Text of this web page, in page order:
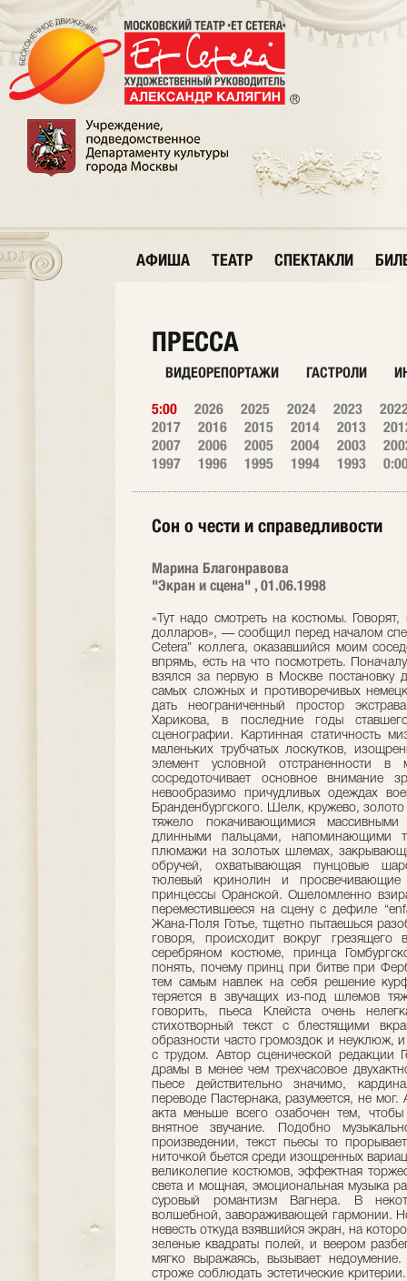
АФИША ТЕАТР СПЕКТАКЛИ
ПРЕССА
ВИДЕОРЕПОРТАЖИ ГАСТРОЛИ
5:00 2026 2025 2024 2023
2017
2016 2015 2014 2013
2007
2006 2005 2004 2003
1997
1996 1995 1994 1993
Сон о чести и справедливости
Марина Благонравова
"Экран и сцена" , 01.06.1998
«Тут надо смотреть на костюмы.
долларов», — сообщил перед началом
Сetera” коллега, оказавшийся моим
впрямь, есть на что посмотреть.
взялся за первую в Москве постановку
самых сложных и противоречивых
дать неограниченный простор
Харикова, в последние годы
сценографии. Картинная статичность
маленьких трубчатых лоскутков,
элемент условной отстраненности
сосредоточивает основное внимание
невообразимо причудливых одеждах
Бранденбургского. Шелк, кружево,
тяжело покачивающимися
длинными пальцами, напоминающими
плюмажи на золотых шлемах,
обручей, охватывающая пунцовые
тюлевый кринолин и
принцессы Оранской. Ошеломленно
переместившееся на сцену с дефиле
Жана-Поля Готье, тщетно пытаешься
говоря, происходит вокруг грезящего
серебряном костюме, принца
понять, почему принц при битве при
тем самым навлек на себя решение
теряется в звучащих из-под шлемов
говорить, пьеса Клейста очень
стихотворный текст с блестящими
образности часто громоздок и неуклюж,
с трудом. Автор сценической редакции
драмы в менее чем трехчасовое
пьесе действительно значимо,
переводе Пастернака, разумеется, не
акта меньше всего озабочен тем, чтобы
внятное звучание. Подобно
произведении, текст пьесы то
ниточкой бьется среди изощренных
великолепие костюмов, эффектная
света и мощная, эмоциональная музыка
суровый романтизм Вагнера. В
волшебной, завораживающей гармонии.
невесть откуда взявшийся экран, на
зеленые квадраты полей, и веером
мягко выражаясь, вызывает
строже соблюдать эстетические